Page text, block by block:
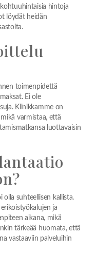
hintoja
löydät heidän
toimenpidettä
Ei ole
Klinikkamme on
varmistaa, että
luottavaisin
suhteellisen kallista.
ja
aikana, mikä
tärkeää huomata, että
vastaaviin palveluihin